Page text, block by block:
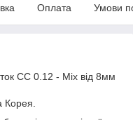
Оплата Умови
СС 0.12 - Mix від 8мм
Корея.